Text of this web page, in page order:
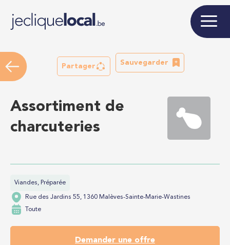
Partager
Sauvegarder
Assortiment de
charcuteries
Viandes, Préparée
Rue des Jardins 55, 1360 Malèves-Sainte-Marie-Wastines
Toute
Demander une offre